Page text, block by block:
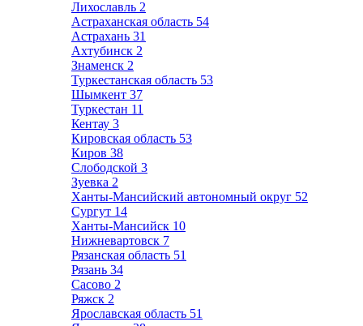
Лихославль 2
Астраханская область 54
Астрахань 31
Ахтубинск 2
Знаменск 2
Туркестанская область 53
Шымкент 37
Туркестан 11
Кентау 3
Кировская область 53
Киров 38
Слободской 3
Зуевка 2
Ханты-Мансийский автономный округ 52
Сургут 14
Ханты-Мансийск 10
Нижневартовск 7
Рязанская область 51
Рязань 34
Сасово 2
Ряжск 2
Ярославская область 51